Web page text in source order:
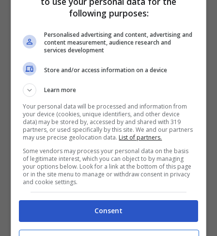
La rosa della Juventus è tornata a essere
completa e super competitiva
problemi che hanno riguardato in primis gli
infortuni di
lasciato i bianconeri spiazzati nella prima
metà della stagione. Ora il mercato ha
portato volti nuovi ma non tutti fanno al
caso di Thiago Motta, come dimostrato
dalle scelte del tecnico.
Thiago Motta ha presentato lalista UEFA
e ha inserito solo tre dei
quattro nuovi acquisti arrivati a Torino.
following purposes:
Personalised advertising and content, advertising and
content measurement, audience research and
services development
Store and/or access information on a device
Learn more
Your personal data will be processed and information from
your device (cookies, unique identifiers, and other device
data) may be stored by, accessed by and shared with 319
partners, or used specifically by this site. We and our partners
may use precise geolocation data. List of partners.
Some vendors may process your personal data on the basis
of legitimate interest, which you can object to by managing
your options below. Look for a link at the bottom of this page
or in the site menu to manage or withdraw consent in privacy
and cookie settings.
Consent